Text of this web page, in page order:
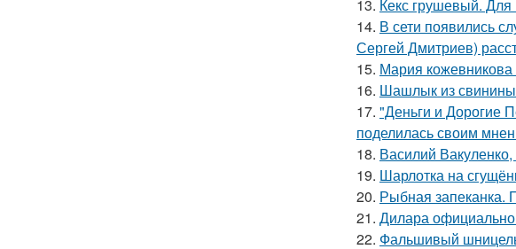
13. Кекс грушевый. Для
14. В сети появились
Сергей Дмитриев)
15. Мария
16. Шашлык из свинины
17. "Деньги и Дорогие
поделилась своим
18. Василий
19. Шарлотка на
20. Рыбная запеканка.
21. Дилара официально
22. Фальшивый